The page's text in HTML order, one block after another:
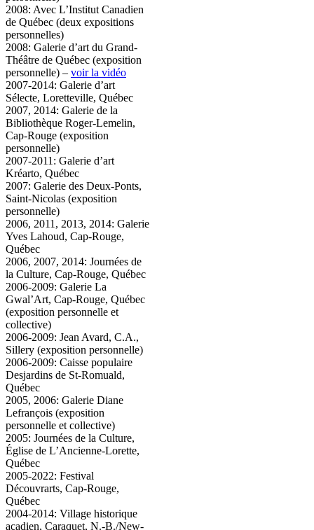
2008: Avec L’Institut Canadien
de Québec (deux expositions
personnelles)
2008: Galerie d’art du Grand-
Théâtre de Québec (exposition
personnelle) – voir la vidéo
2007-2014: Galerie d’art
Sélecte, Loretteville, Québec
2007, 2014: Galerie de la
Bibliothèque Roger-Lemelin,
Cap-Rouge (exposition
personnelle)
2007-2011: Galerie d’art
Kréarto, Québec
2007: Galerie des Deux-Ponts,
Saint-Nicolas (exposition
personnelle)
2006, 2011, 2013, 2014: Galerie
Yves Lahoud, Cap-Rouge,
Québec
2006, 2007, 2014: Journées de
la Culture, Cap-Rouge, Québec
2006-2009: Galerie La
Gwal’Art, Cap-Rouge, Québec
(exposition personnelle et
collective)
2006-2009: Jean Avard, C.A.,
Sillery (exposition personnelle)
2006-2009: Caisse populaire
Desjardins de St-Romuald,
Québec
2005, 2006: Galerie Diane
Lefrançois (exposition
personnelle et collective)
2005: Journées de la Culture,
Église de L’Ancienne-Lorette,
Québec
2005-2022: Festival
Découvrarts, Cap-Rouge,
Québec
2004-2014: Village historique
acadien, Caraquet, N.-B./New-